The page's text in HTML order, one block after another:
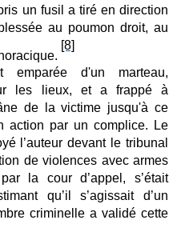
un fusil a tiré en direction
au poumon droit, au
[8]
d'un marteau,
les lieux, et a frappé à
de la victime jusqu'à ce
action par un complice. Le
l’auteur devant le tribunal
de violences avec armes
la cour d’appel, s’était
qu’il s’agissait d’un
criminelle a validé cette